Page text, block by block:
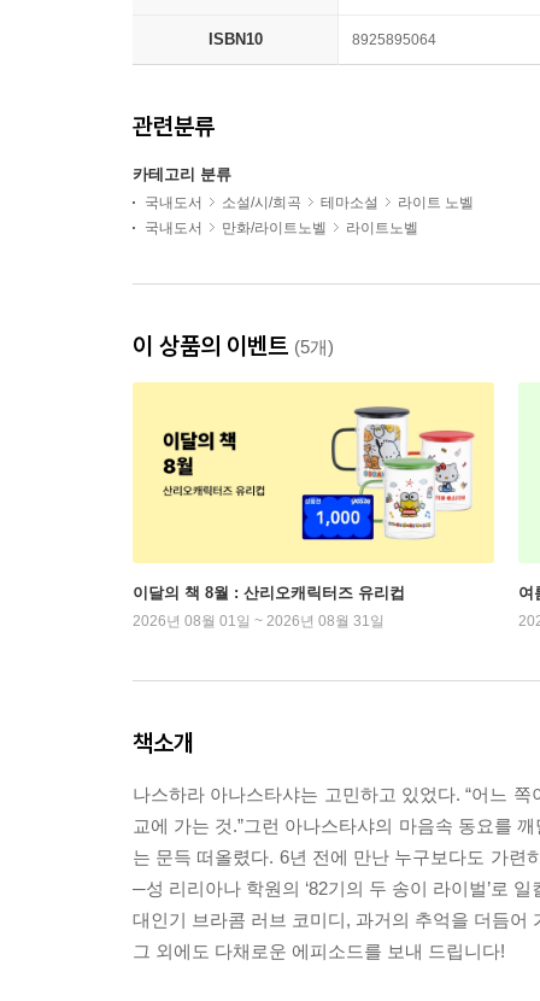
ISBN10 8925895064
관련분류
카테고리 분류
국내도서 소설/시/희곡 테마소설
라이트 노벨
국내도서
만화/라이트노벨 라이트노벨
이 상품의 이벤트 (5개)
이달의 책 8월 : 산리오캐릭터즈 유리컵
2026년 08월 01일 ~ 2026년 08월 31일
여
책소개
나스하라 아나스타샤는 고민하고 있었다. “어느
교에 가는 것.”그런 아나스타샤의 마음속 동요를
는 문득 떠올렸다. 6년 전에 만난 누구보다도 가련
─성 리리아나 학원의 ‘82기의 두 송이 라이벌’로
대인기 브라콤 러브 코미디, 과거의 추억을 더듬어
그 외에도 다채로운 에피소드를 보내 드립니다!